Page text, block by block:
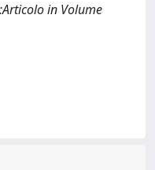
in Volume